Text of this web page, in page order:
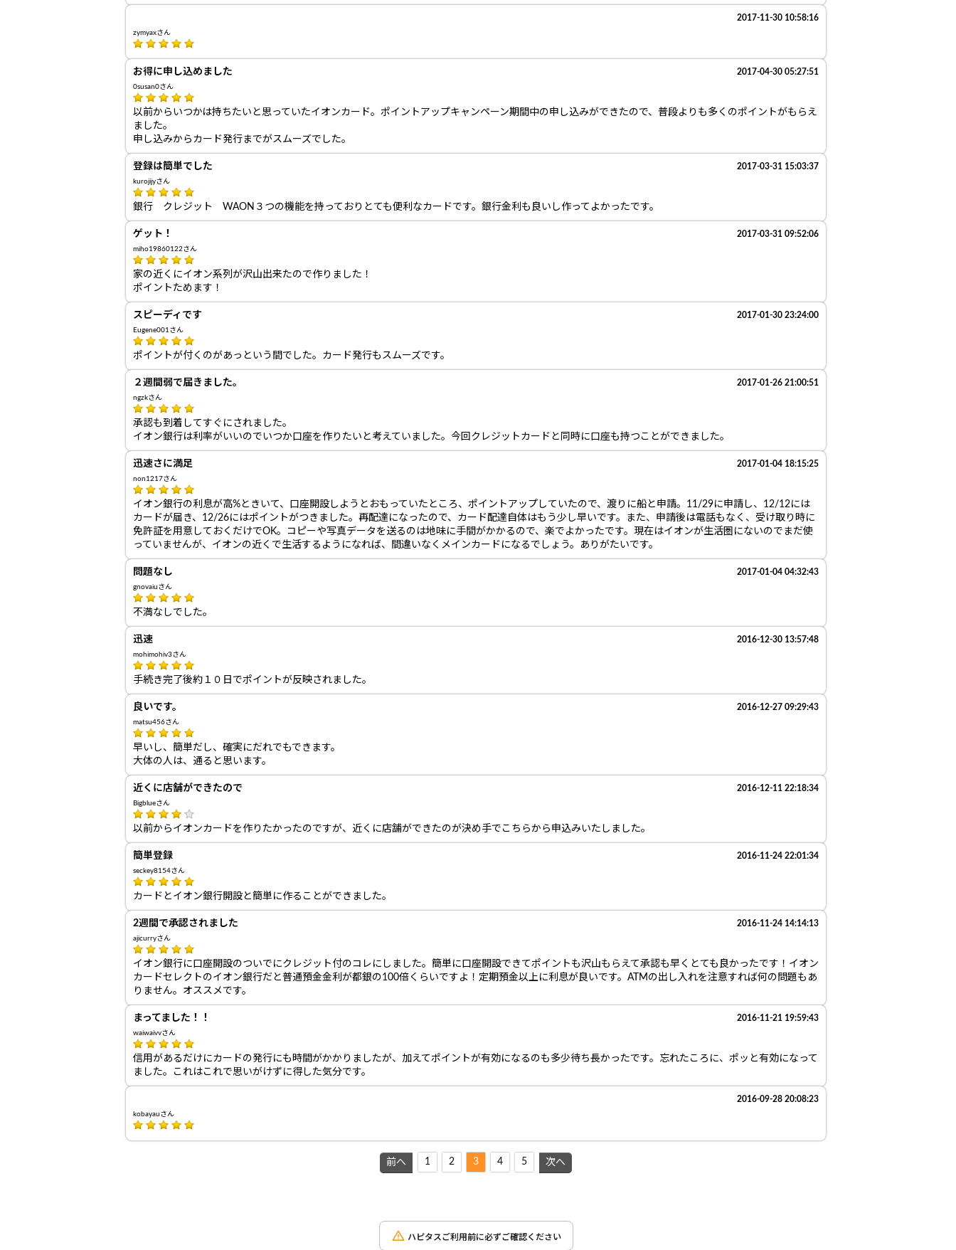
2017-11-30 10:58:16
zymyaxさん
お得に申し込めました 2017-04-30 05:27:51
0susan0さん
以前からいつかは持ちたいと思っていたイオンカード。ポイントアップキャンペーン期間中の申し込みができたので、普段よりも多くのポイントがもらえ
ました。
申し込みからカード発行までがスムーズでした。
登録は簡単でした 2017-03-31 15:03:37
kurojijyさん
銀行 クレジット WAON３つの機能を持っておりとても便利なカードです。銀行金利も良いし作ってよかったです。
ゲット！ 2017-03-31 09:52:06
miho19860122さん
家の近くにイオン系列が沢山出来たので作りました！
ポイントためます！
スピーディです 2017-01-30 23:24:00
Eugene001さん
ポイントが付くのがあっという間でした。カード発行もスムーズです。
２週間弱で届きました。 2017-01-26 21:00:51
ngzkさん
承認も到着してすぐにされました。
イオン銀行は利率がいいのでいつか口座を作りたいと考えていました。今回クレジットカードと同時に口座も持つことができました。
迅速さに満足 2017-01-04 18:15:25
non1217さん
イオン銀行の利息が高%ときいて、口座開設しようとおもっていたところ、ポイントアップしていたので、渡りに船と申請。11/29に申請し、12/12には
カードが届き、12/26にはポイントがつきました。再配達になったので、カード配達自体はもう少し早いです。また、申請後は電話もなく、受け取り時に
免許証を用意しておくだけでOK。コピーや写真データを送るのは地味に手間がかかるので、楽でよかったです。現在はイオンが生活圏にないのでまだ使
っていませんが、イオンの近くで生活するようになれば、間違いなくメインカードになるでしょう。ありがたいです。
問題なし 2017-01-04 04:32:43
gnovaiuさん
不満なしでした。
迅速 2016-12-30 13:57:48
mohimohiv3さん
手続き完了後約１０日でポイントが反映されました。
良いです。 2016-12-27 09:29:43
matsu456さん
早いし、簡単だし、確実にだれでもできます。
大体の人は、通ると思います。
近くに店舗ができたので 2016-12-11 22:18:34
Bigblueさん
以前からイオンカードを作りたかったのですが、近くに店舗ができたのが決め手でこちらから申込みいたしました。
簡単登録 2016-11-24 22:01:34
seckey8154さん
カードとイオン銀行開設と簡単に作ることができました。
2週間で承認されました 2016-11-24 14:14:13
ajicurryさん
イオン銀行に口座開設のついでにクレジット付のコレにしました。簡単に口座開設できてポイントも沢山もらえて承認も早くとても良かったです！イオン
カードセレクトのイオン銀行だと普通預金金利が都銀の100倍くらいですよ！定期預金以上に利息が良いです。ATMの出し入れを注意すれば何の問題もあ
りません。オススメです。
まってました！！ 2016-11-21 19:59:43
waiwaivvさん
信用があるだけにカードの発行にも時間がかかりましたが、加えてポイントが有効になるのも多少待ち長かったです。忘れたころに、ポッと有効になって
ました。これはこれで思いがけずに得した気分です。
2016-09-28 20:08:23
kobayauさん
前へ 1 2 3 4 5 次へ
ハピタスご利用前に必ずご確認ください